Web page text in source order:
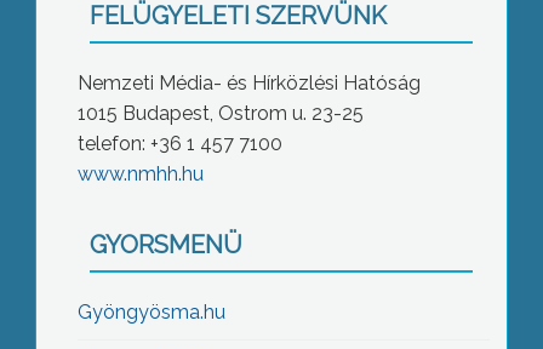
FELÜGYELETI SZERVÜNK
Nemzeti Média- és Hírközlési Hatóság
1015 Budapest, Ostrom u. 23-25
telefon: +36 1 457 7100
www.nmhh.hu
GYORSMENÜ
Gyöngyösma.hu